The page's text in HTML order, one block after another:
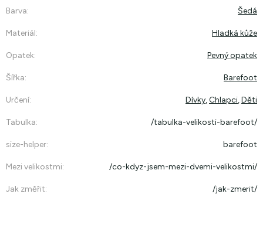
Barva: Šedá
Materiál: Hladká kůže
Opatek: Pevný opatek
Šířka: Barefoot
Určení: Dívky,Chlapci,Děti
Tabulka: /tabulka-velikosti-barefoot/
size-helper: barefoot
Mezi velikostmi: /co-kdyz-jsem-mezi-dvemi-velikostmi/
Jak změřit: /jak-zmerit/